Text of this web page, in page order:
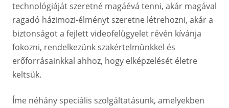
technológiáját szeretné magáévá tenni, akár magával
ragadó házimozi-élményt szeretne létrehozni, akár a
biztonságot a fejlett videofelügyelet révén kívánja
fokozni, rendelkezünk szakértelmünkkel és
erőforrásainkkal ahhoz, hogy elképzelését életre
keltsük.
Íme néhány speciális szolgáltatásunk, amelyekben